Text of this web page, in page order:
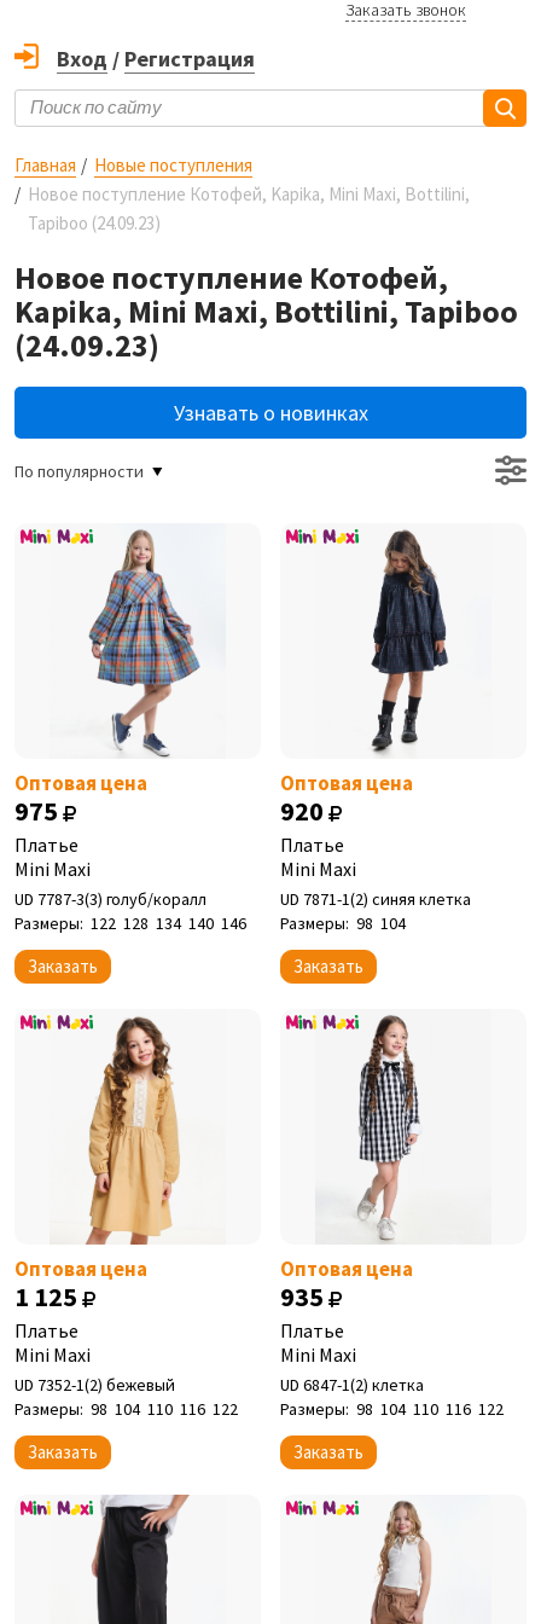
Заказать звонок
Вход / Регистрация
Главная
Новые поступления
Новое поступление Котофей, Kapika, Mini Maxi, Bottilini,
Tapiboo (24.09.23)
Новое поступление Котофей,
Kapika, Mini Maxi, Bottilini, Tapiboo
(24.09.23)
Узнавать о новинках
По популярности
Оптовая цена
975
Платье
Mini Maxi
UD 7787-3(3) голуб/коралл
Размеры: 122 128 134 140 146
Заказать
Оптовая цена
920
Платье
Mini Maxi
UD 7871-1(2) синяя клетка
Размеры: 98 104
Заказать
Оптовая цена
1 125
Платье
Mini Maxi
UD 7352-1(2) бежевый
Размеры: 98 104 110 116 122
Заказать
Оптовая цена
935
Платье
Mini Maxi
UD 6847-1(2) клетка
Размеры: 98 104 110 116 122
Заказать